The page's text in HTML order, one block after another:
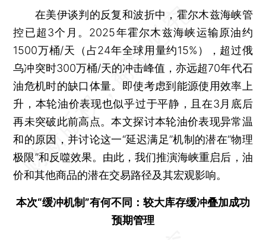
在美伊谈判的反复和波折中，霍尔木兹海峡管
控已超3个月。2025年霍尔木兹海峡运输原油约
1500万桶/天（占24年全球用量约15%），超过俄
乌冲突时300万桶/天的冲击峰值，亦远超70年代石
油危机时的缺口体量。即使考虑到能源使用效率上
升，本轮油价表现也似乎过于平静，且在3月底后
再未突破此前高点。本文探讨本轮油价表现异常温
和的原因，并讨论这一“延迟满足”机制的潜在“物理
极限”和反噬效果。由此，我们推演海峡重启后，油
价和其他商品的潜在交易路径及其宏观影响。
本次“缓冲机制”有何不同：较大库存缓冲叠加成功
预期管理